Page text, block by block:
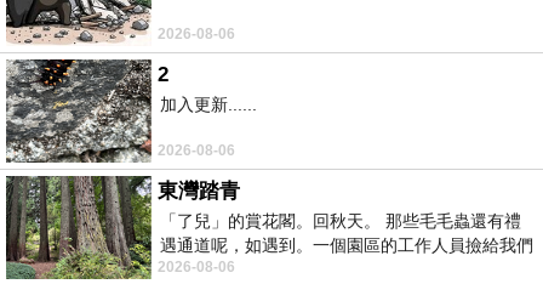
2026-08-06
2
加入更新......
2026-08-06
東灣踏青
「了兒」的賞花閣。回秋天。 那些毛毛蟲還有禮
遇通道呢，如遇到。一個園區的工作人員撿給我們
細賞。
2026-08-06